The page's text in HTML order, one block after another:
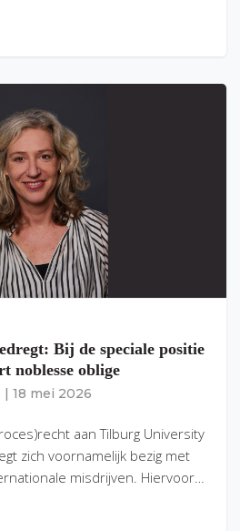
Bij de speciale positie
noblesse oblige
18 mei 2026
aan Tilburg University
zich voornamelijk bezig met
misdrijven. Hiervoor…